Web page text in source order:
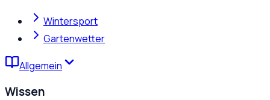
Wintersport
Gartenwetter
Allgemein
Wissen